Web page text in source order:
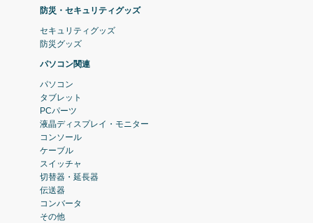
防災・セキュリティグッズ
セキュリティグッズ
防災グッズ
パソコン関連
パソコン
タブレット
PCパーツ
液晶ディスプレイ・モニター
コンソール
ケーブル
スイッチャ
切替器・延長器
伝送器
コンバータ
その他